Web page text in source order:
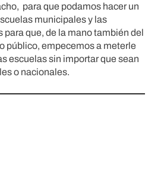
para que podamos hacer un
municipales y las
para que, de la mano también del
público, empecemos a meterle
escuelas sin importar que sean
o nacionales.